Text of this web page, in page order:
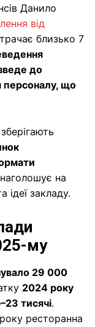
Данило
від
близько 7
до
персоналу, що
на
ідеї закладу.
му
29 000
2024 року
тисячі.
ресторанна